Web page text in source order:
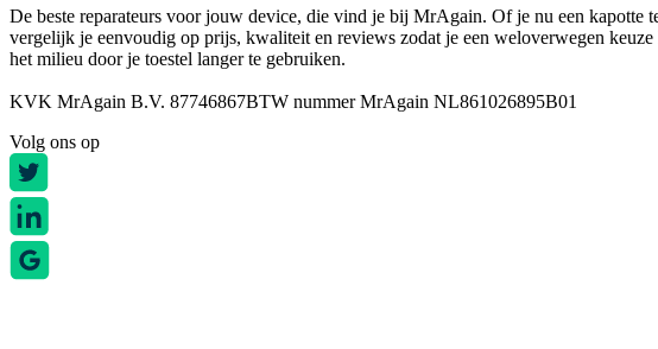
De beste reparateurs voor jouw device, die vind je bij MrAgain. Of je nu een
vergelijk je eenvoudig op prijs, kwaliteit en reviews zodat je een weloverwegen
het milieu door je toestel langer te gebruiken.
KVK MrAgain B.V. 87746867BTW nummer MrAgain NL861026895B01
Volg ons op